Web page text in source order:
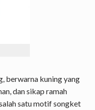
berwarna kuning yang
dan sikap ramah
satu motif songket